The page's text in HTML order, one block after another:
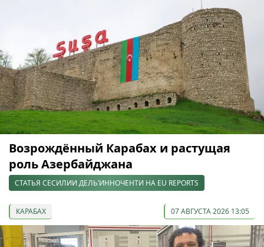
Возрождённый Карабах и растущая
роль Азербайджана
СТАТЬЯ СЕСИЛИИ ДЕЛЬ’ИННОЧЕНТИ НА EU REPORTS
КАРАБАХ 07 АВГУСТА 2026 13:05